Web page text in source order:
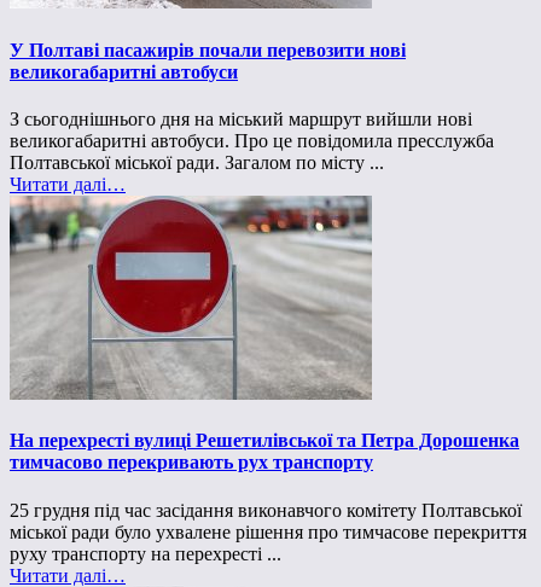
У Полтаві пасажирів почали перевозити нові
великогабаритні автобуси
З сьогоднішнього дня на міський маршрут вийшли нові
великогабаритні автобуси. Про це повідомила пресслужба
Полтавської міської ради. Загалом по місту ...
Читати далі…
На перехресті вулиці Решетилівської та Петра Дорошенка
тимчасово перекривають рух транспорту
25 грудня під час засідання виконавчого комітету Полтавської
міської ради було ухвалене рішення про тимчасове перекриття
руху транспорту на перехресті ...
Читати далі…